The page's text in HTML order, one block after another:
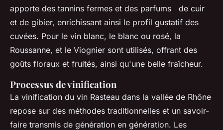
apporte des tannins fermes et des parfums de cuir
et de gibier, enrichissant ainsi le profil gustatif des
cuvées. Pour le vin blanc, le blanc ou rosé, la
Roussanne, et le Viognier sont utilisés, offrant des
goûts floraux et fruités, ainsi qu'une belle fraîcheur.
Processus de vinification
La vinification du vin Rasteau dans la vallée de Rhône
repose sur des méthodes traditionnelles et un savoir-
faire transmis de génération en génération. Les